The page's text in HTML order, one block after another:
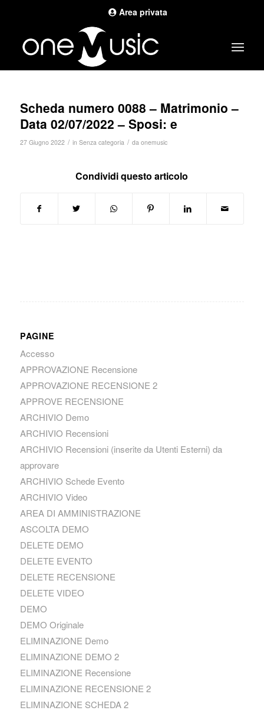
Area privata
Scheda numero 0088 – Matrimonio –
Data 02/07/2022 – Sposi: e
27 Giugno 2022 / in Senza categoria / da onemusic
Condividi questo articolo
PAGINE
Accesso
APPROVAZIONE Recensione
APPROVAZIONE RECENSIONE 2
APPROVE RECENSIONE
ARCHIVIO Demo
ARCHIVIO Recensioni
ARCHIVIO Recensioni (inserite da Utenti Esterni) da
approvare
ARCHIVIO Schede Evento
ARCHIVIO Video
AREA DI AMMINISTRAZIONE
ASCOLTA DEMO
DELETE DEMO
DELETE EVENTO
DELETE RECENSIONE
DELETE VIDEO
DEMO
DEMO Originale
ELIMINAZIONE Demo
ELIMINAZIONE DEMO 2
ELIMINAZIONE Recensione
ELIMINAZIONE RECENSIONE 2
ELIMINAZIONE SCHEDA 2